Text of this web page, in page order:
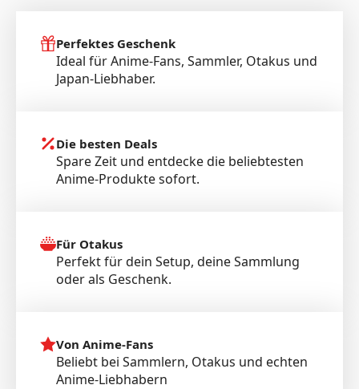
Perfektes Geschenk
Ideal für Anime-Fans, Sammler, Otakus und
Japan-Liebhaber.
Die besten Deals
Spare Zeit und entdecke die beliebtesten
Anime-Produkte sofort.
Für Otakus
Perfekt für dein Setup, deine Sammlung
oder als Geschenk.
Von Anime-Fans
Beliebt bei Sammlern, Otakus und echten
Anime-Liebhabern